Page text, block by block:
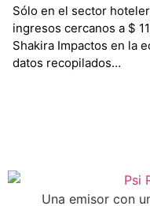
Sólo en el sector
ingresos cercanos a $
Shakira Impactos en la
datos recopilados…
Una emisor con